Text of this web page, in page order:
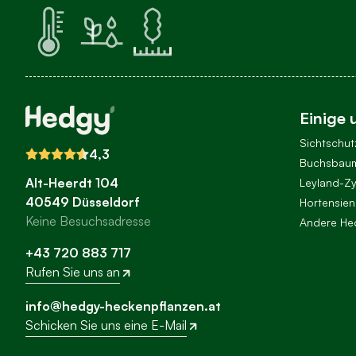
4,3
Alt-Heerdt 104
40549 Düsseldorf
Keine Besuchsadresse
+43 720 883 717
Rufen Sie uns an
info@hedgy-heckenpflanzen.at
Schicken Sie uns eine E-Mail
Einige
Leyland-
Hortensien
Andere